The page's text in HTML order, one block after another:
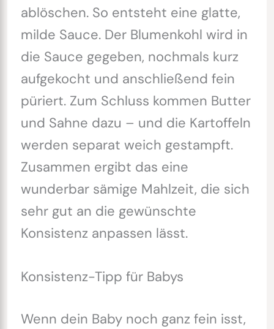
ablöschen. So entsteht eine glatte,
milde Sauce. Der Blumenkohl wird in
die Sauce gegeben, nochmals kurz
aufgekocht und anschließend fein
püriert. Zum Schluss kommen Butter
und Sahne dazu – und die Kartoffeln
werden separat weich gestampft.
Zusammen ergibt das eine
wunderbar sämige Mahlzeit, die sich
sehr gut an die gewünschte
Konsistenz anpassen lässt.
Konsistenz-Tipp für Babys
Wenn dein Baby noch ganz fein isst,